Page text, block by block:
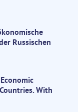
Russischen
With